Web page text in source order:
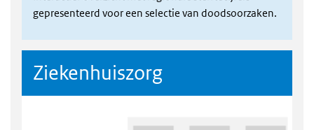
gepresenteerd voor een selectie van doodsoorzaken.
Ziekenhuiszorg